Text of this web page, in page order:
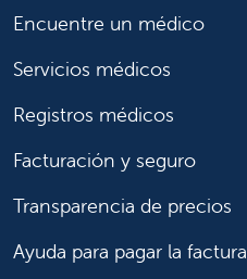
Encuentre un médico
Servicios médicos
Registros médicos
Facturación y seguro
Transparencia de precios
Ayuda para pagar la factura